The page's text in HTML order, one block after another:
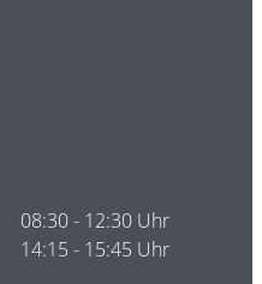
08:30 - 12:30 Uhr
14:15 - 15:45 Uhr